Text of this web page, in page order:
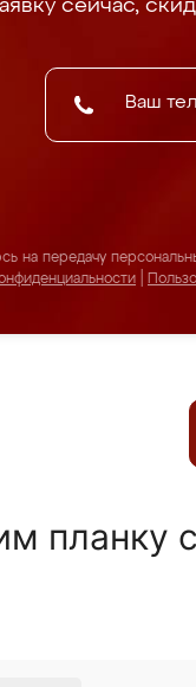
сейчас,
на передачу
планку